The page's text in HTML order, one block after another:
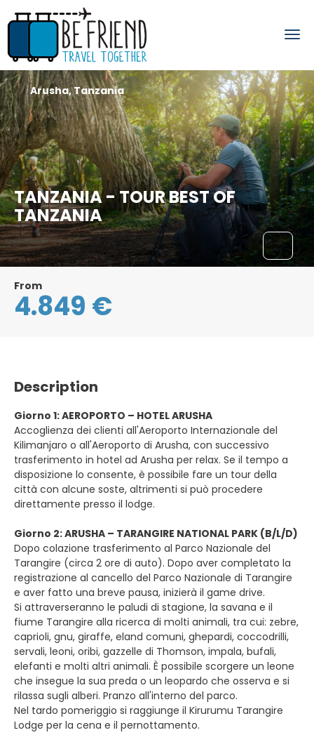
TANZANIA - TOUR BEST OF
TANZANIA
Arusha, Tanzania
From
4.849 €
Description
Giorno 1: AEROPORTO – HOTEL ARUSHA
Accoglienza dei clienti all'Aeroporto Internazionale del
Kilimanjaro o all'Aeroporto di Arusha, con successivo
trasferimento in hotel ad Arusha per relax. Se il tempo a
disposizione lo consente, è possibile fare un tour della
città con alcune soste, altrimenti si può procedere
direttamente presso il lodge.
Giorno 2: ARUSHA – TARANGIRE NATIONAL PARK (B/L/D)
Dopo colazione trasferimento al Parco Nazionale del
Tarangire (circa 2 ore di auto). Dopo aver completato la
registrazione al cancello del Parco Nazionale di Tarangire
e aver fatto una breve pausa, inizierà il game drive.
Si attraverseranno le paludi di stagione, la savana e il
fiume Tarangire alla ricerca di molti animali, tra cui: zebre,
caprioli, gnu, giraffe, eland comuni, ghepardi, coccodrilli,
servali, leoni, oribi, gazzelle di Thomson, impala, bufali,
elefanti e molti altri animali. È possibile scorgere un leone
che insegue la sua preda o un leopardo che osserva e si
rilassa sugli alberi. Pranzo all'interno del parco.
Nel tardo pomeriggio si raggiunge il Kirurumu Tarangire
Lodge per la cena e il pernottamento.